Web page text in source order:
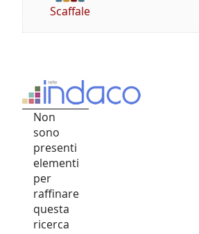
Scaffale
Non
sono
presenti
elementi
per
raffinare
questa
ricerca